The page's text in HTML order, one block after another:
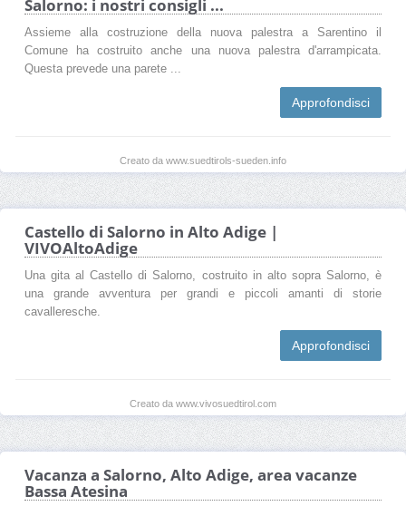
Salorno: i nostri consigli ...
Assieme alla costruzione della nuova palestra a Sarentino il
Comune ha costruito anche una nuova palestra d'arrampicata.
Questa prevede una parete ...
Approfondisci
Creato da www.suedtirols-sueden.info
Castello di Salorno in Alto Adige |
VIVOAltoAdige
Una gita al Castello di Salorno, costruito in alto sopra Salorno, è
una grande avventura per grandi e piccoli amanti di storie
cavalleresche.
Approfondisci
Creato da www.vivosuedtirol.com
Vacanza a Salorno, Alto Adige, area vacanze
Bassa Atesina